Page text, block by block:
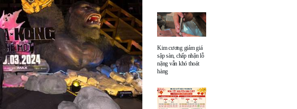
Kim cương giảm giá
sập sàn, chấp nhận lỗ
nặng vẫn khó thoát
hàng